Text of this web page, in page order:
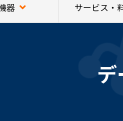
器 サービス・